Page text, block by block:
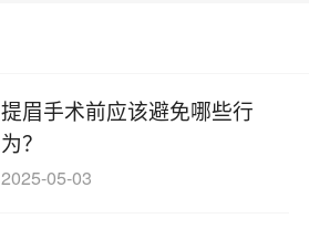
提眉手术前应该避免哪些行
为？
2025-05-03